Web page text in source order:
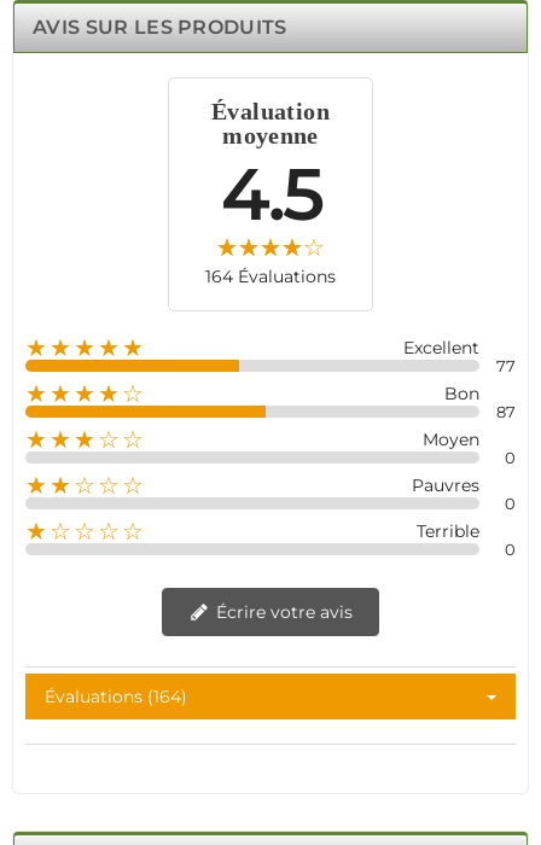
gratuit pour une mise en service rapide. Profitez de la
protégé par un système fiable et efficace, grâce à la
technologie avancée.
AVIS SUR LES PRODUITS
Évaluation
moyenne
4.5
164 Évaluations
★★★★★ Excellent
77
★★★★☆ Bon
87
★★★☆☆ Moyen
0
★★☆☆☆ Pauvres
0
★☆☆☆☆ Terrible
0
Écrire votre avis
Évaluations (164)